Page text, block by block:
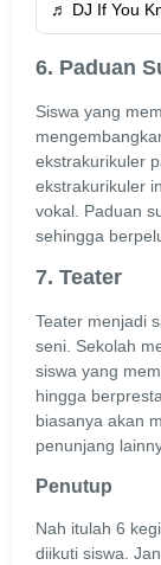
♬ DJ If You
6. Paduan
Siswa yang
ekstrakurikuler
ekstrakurikuler
vokal. Paduan
sehingga
7. Teater
Teater menjadi
seni. Sekolah
siswa yang
hingga
biasanya akan
penunjang
Penutup
Nah itulah 6
diikuti siswa.